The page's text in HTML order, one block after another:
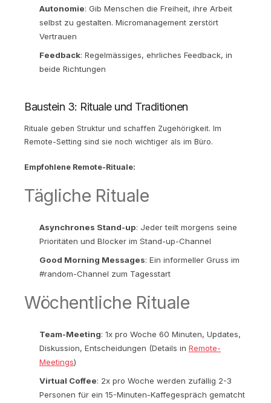
Autonomie: Gib Menschen die Freiheit, ihre Arbeit
selbst zu gestalten. Micromanagement zerstört
Vertrauen
Feedback: Regelmässiges, ehrliches Feedback, in
beide Richtungen
Baustein 3: Rituale und Traditionen
Rituale geben Struktur und schaffen Zugehörigkeit. Im
Remote-Setting sind sie noch wichtiger als im Büro.
Empfohlene Remote-Rituale:
Tägliche Rituale
Asynchrones Stand-up: Jeder teilt morgens seine
Prioritäten und Blocker im Stand-up-Channel
Good Morning Messages: Ein informeller Gruss im
#random-Channel zum Tagesstart
Wöchentliche Rituale
Team-Meeting: 1x pro Woche 60 Minuten, Updates,
Diskussion, Entscheidungen (Details in Remote-
Meetings)
Virtual Coffee: 2x pro Woche werden zufällig 2-3
Personen für ein 15-Minuten-Kaffegespräch gematcht